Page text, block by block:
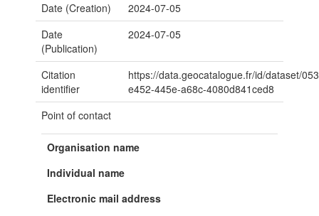
Date (Creation)
2024-07-05
Date
(Publication)
2024-07-05
Citation
identifier
https://data.geocatalogue.fr/id/dataset/
e452-445e-a68c-4080d841ced8
Point of contact
Organisation name
Individual name
Electronic mail address